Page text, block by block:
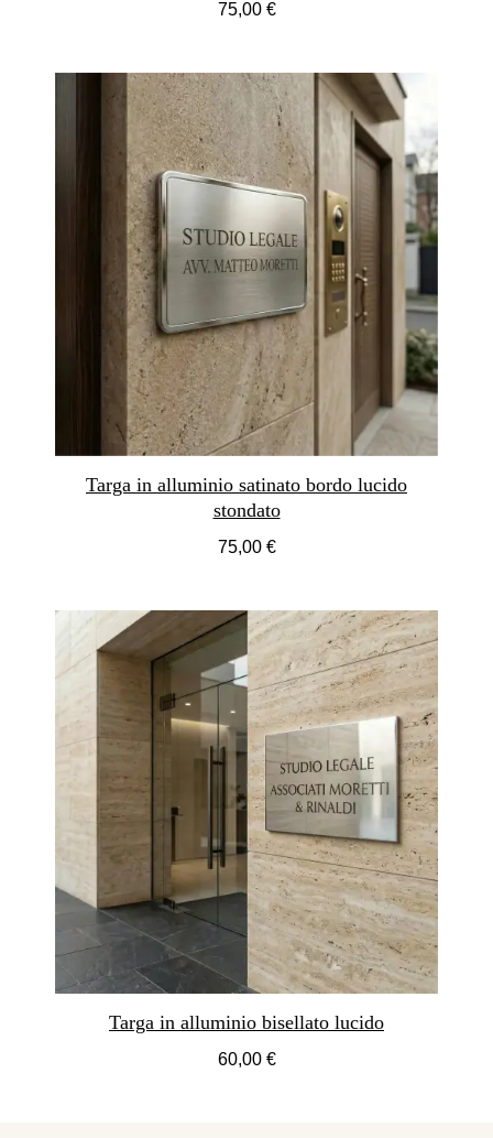
75,00 €
Targa in alluminio satinato bordo lucido
stondato
75,00 €
Targa in alluminio bisellato lucido
60,00 €